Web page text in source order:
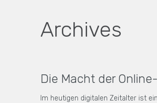
Archives
Die Macht der
Im heutigen digitalen Zeitalter ist